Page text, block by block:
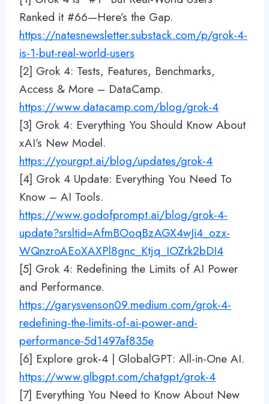
Ranked it #66—Here’s the Gap.
https://natesnewsletter.substack.com/p/grok-4-
is-1-but-real-world-users
[2] Grok 4: Tests, Features, Benchmarks,
Access & More – DataCamp.
https://www.datacamp.com/blog/grok-4
[3] Grok 4: Everything You Should Know About
xAI’s New Model.
https://yourgpt.ai/blog/updates/grok-4
[4] Grok 4 Update: Everything You Need To
Know – AI Tools.
https://www.godofprompt.ai/blog/grok-4-
update?srsltid=AfmBOoqBzAGX4wJi4_ozx-
WQnzroAEoXAXPl8gnc_Ktjq_IOZrk2bDI4
[5] Grok 4: Redefining the Limits of AI Power
and Performance.
https://garysvenson09.medium.com/grok-4-
redefining-the-limits-of-ai-power-and-
performance-5d1497af835e
[6] Explore grok-4 | GlobalGPT: All-in-One AI.
https://www.glbgpt.com/chatgpt/grok-4
[7] Everything You Need to Know About New